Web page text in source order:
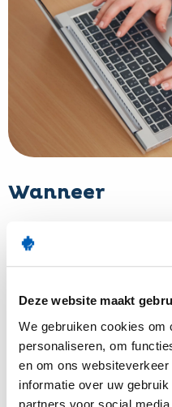
Deze website maakt
We gebruiken cookies om
personaliseren, om
en om ons
informatie over uw
partners voor social
Wanneer
mogelijkheden.